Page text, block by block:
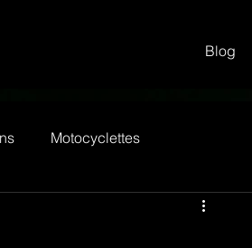
Blog
Motocyclettes